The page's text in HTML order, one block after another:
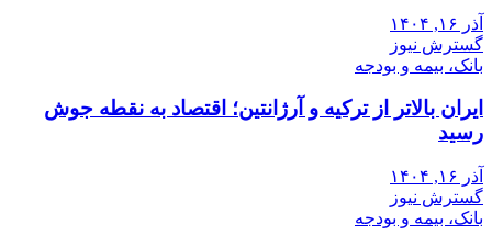
آذر ۱۶, ۱۴۰۴
گسترش نیوز
بانک، بیمه و بودجه
ایران بالاتر از ترکیه و آرژانتین؛ اقتصاد به نقطه جوش
رسید
آذر ۱۶, ۱۴۰۴
گسترش نیوز
بانک، بیمه و بودجه